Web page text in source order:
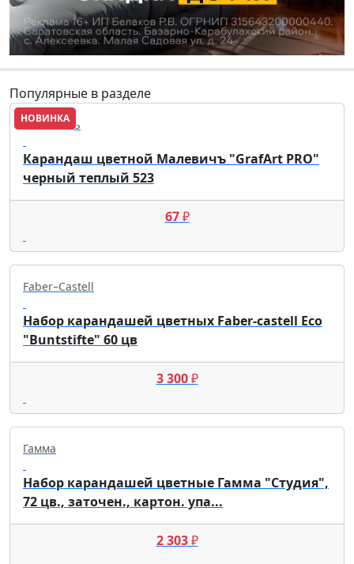
Популярные в разделе
НОВИНКА
Малевичъ
Карандаш цветной Малевичъ "GrafArt PRO"
черный теплый 523
67₽
Faber–Сastell
Набор карандашей цветных Faber-castell Eco
"Buntstifte" 60 цв
3 300₽
Гамма
Набор карандашей цветные Гамма "Студия",
72 цв., заточен., картон. упа...
2 303₽